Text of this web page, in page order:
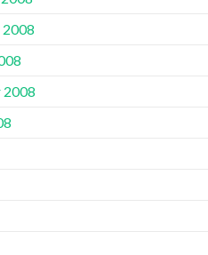
2008